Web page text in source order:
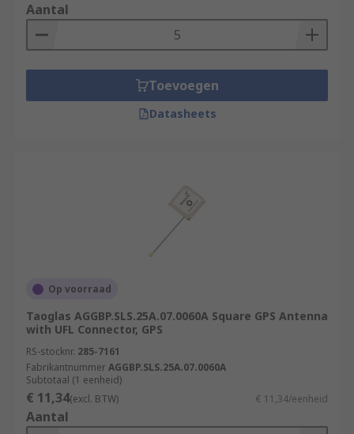
Aantal
Toevoegen
Datasheets
Op voorraad
Taoglas AGGBP.SLS.25A.07.0060A Square GPS Antenna
with UFL Connector, GPS
RS-stocknr. 285-7161
FabrikantnummerAGGBP.SLS.25A.07.0060A
Subtotaal (1 eenheid)
€ 11,34(excl. BTW) € 11,34/eenheid
Aantal